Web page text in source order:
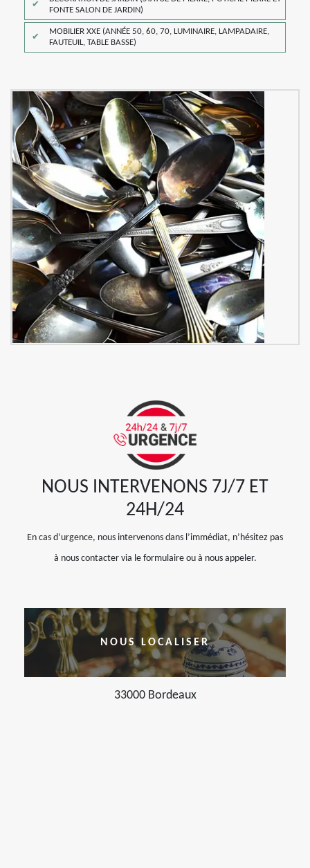
FONTE SALON DE JARDIN)
MOBILIER XXE (ANNÉE 50, 60, 70, LUMINAIRE, LAMPADAIRE,
FAUTEUIL, TABLE BASSE)
NOUS INTERVENONS 7J/7 ET
24H/24
En cas d’urgence, nous intervenons dans l’immédiat, n’hésitez pas
à nous contacter via le formulaire ou à nous appeler.
NOUS LOCALISER
33000 Bordeaux